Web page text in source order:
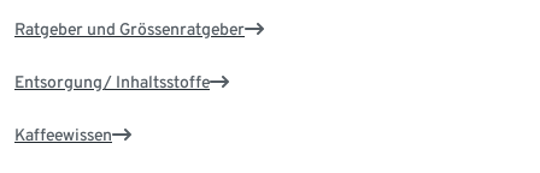
Ratgeber und Grössenratgeber
Entsorgung/ Inhaltsstoffe
Kaffeewissen